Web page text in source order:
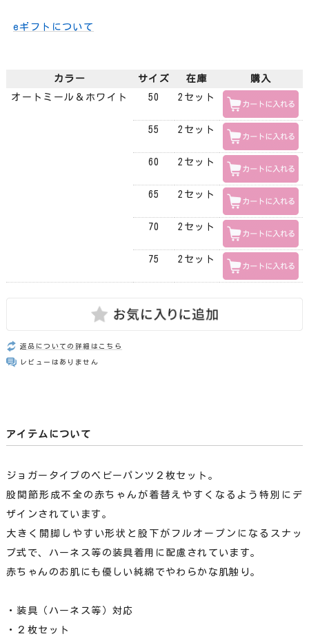
eギフトについて
カラー サイズ 在庫
購入
オートミール＆ホワイト
50 2セット
55 2セット
60 2セット
65 2セット
70 2セット
75 2セット
返品についての詳細はこちら
レビューはありません
アイテムについて
ジョガータイプのベビーパンツ２枚セット。
股関節形成不全の赤ちゃんが着替えやすくなるよう特別にデ
ザインされています。
大きく開脚しやすい形状と股下がフルオープンになるスナッ
プ式で、ハーネス等の装具着用に配慮されています。
赤ちゃんのお肌にも優しい純綿でやわらかな肌触り。
・装具（ハーネス等）対応
・２枚セット